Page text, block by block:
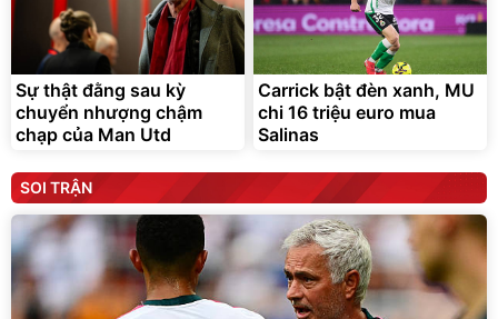
Sự thật đằng sau kỳ
chuyển nhượng chậm
chạp của Man Utd
Carrick bật đèn xanh, MU
chi 16 triệu euro mua
Salinas
SOI TRẬN